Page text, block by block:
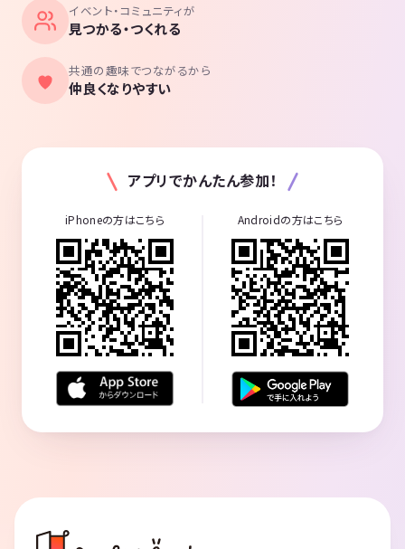
イベント・コミュニティが
見つかる・つくれる
共通の趣味でつながるから
仲良くなりやすい
アプリでかんたん参加！
iPhoneの方はこちら Androidの方はこちら